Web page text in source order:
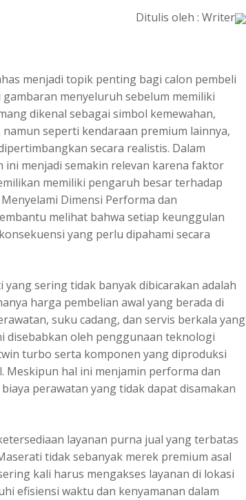
Ditulis oleh : Writer
menjadi topik penting bagi calon pembeli
menyeluruh sebelum memiliki
dikenal sebagai simbol kemewahan,
seperti kendaraan premium lainnya,
secara realistis. Dalam
ini menjadi semakin relevan karena faktor
memiliki pengaruh besar terhadap
Menyelami Dimensi Performa dan
melihat bahwa setiap keunggulan
yang perlu dipahami secara
sering tidak banyak dibicarakan adalah
harga pembelian awal yang berada di
suku cadang, dan servis berkala yang
disebabkan oleh penggunaan teknologi
turbo serta komponen yang diproduksi
hal ini menjamin performa dan
perawatan yang tidak dapat disamakan
layanan purna jual yang terbatas
tidak sebanyak merek premium asal
kali harus mengakses layanan di lokasi
efisiensi waktu dan kenyamanan dalam